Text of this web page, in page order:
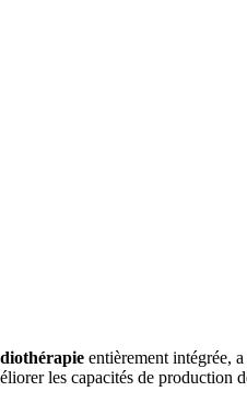
entièrement intégrée,
les capacités de